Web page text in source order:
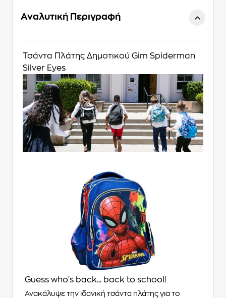
Αναλυτική Περιγραφή
Τσάντα Πλάτης Δημοτικού Gim Spiderman
Silver Eyes
Guess who's back... back to school!
Ανακάλυψε την ιδανική τσάντα πλάτης για το